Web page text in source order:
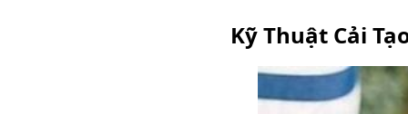
Kỹ Thuật Cải